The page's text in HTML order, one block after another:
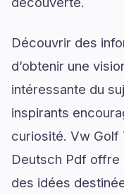
Découvrir des
d’obtenir une
intéressante du
inspirants
curiosité. Vw Golf
Deutsch Pdf
des idées